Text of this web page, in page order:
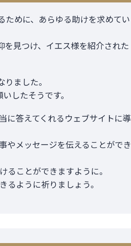
ために、あらゆる助けを求めてい
見つけ、イエス様を紹介された
ました。
したそうです。
に答えてくれるウェブサイトに導
やメッセージを伝えることができ
ことができますように。
ように祈りましょう。